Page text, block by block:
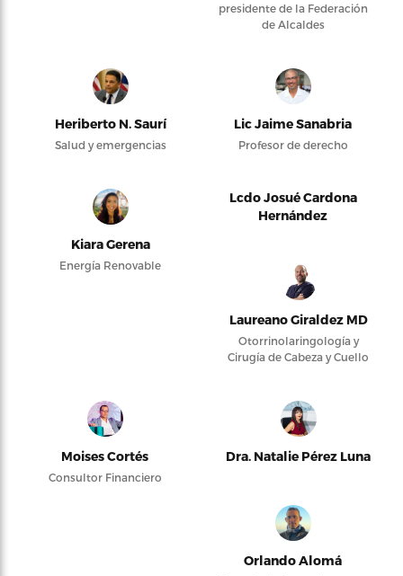
presidente de la Federación
de Alcaldes
Heriberto N. Saurí
Salud y emergencias
Lic Jaime Sanabria
Profesor de derecho
Kiara Gerena
Energía Renovable
Lcdo Josué Cardona
Hernández
Laureano Giraldez MD
Otorrinolaringología y
Cirugía de Cabeza y Cuello
Moises Cortés
Consultor Financiero
Dra. Natalie Pérez Luna
Orlando Alomá